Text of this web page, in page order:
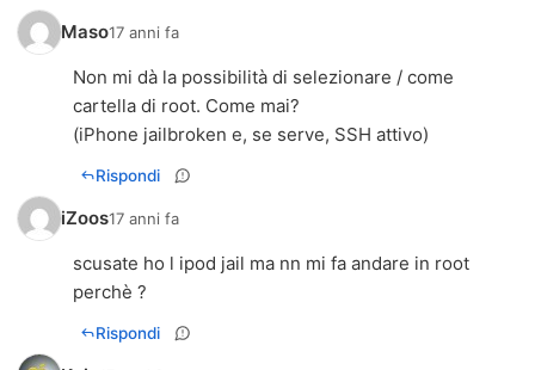
Maso17 anni fa
Non mi dà la possibilità di selezionare / come
cartella di root. Come mai?
(iPhone jailbroken e, se serve, SSH attivo)
Rispondi
iZoos17 anni fa
scusate ho l ipod jail ma nn mi fa andare in root
perchè ?
Rispondi